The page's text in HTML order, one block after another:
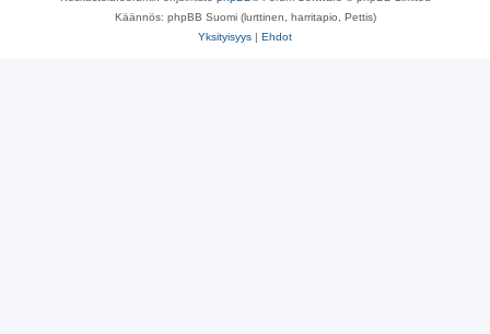
Käännös: phpBB Suomi (lurttinen, harritapio, Pettis)
Yksityisyys | Ehdot